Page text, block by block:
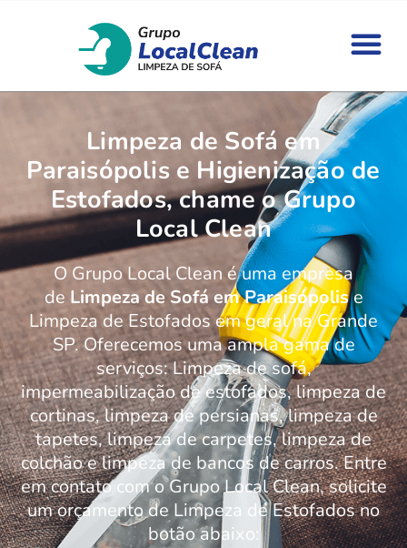
Limpeza de Sofá em
Paraisópolis e Higienização de
Estofados, chame o Grupo
Local Clean
O Grupo Local Clean é uma empresa
de Limpeza de Sofá em Paraisópolise
Limpeza de Estofados em geral na Grande
SP. Oferecemos uma ampla gama de
serviços: Limpeza de sofá,
impermeabilização de estofados, limpeza de
cortinas, limpeza de persianas, limpeza de
tapetes, limpeza de carpetes, limpeza de
colchão e limpeza de bancos de carros. Entre
em contato com o Grupo Local Clean, solicite
um orçamento de Limpeza de Estofados no
botão abaixo: